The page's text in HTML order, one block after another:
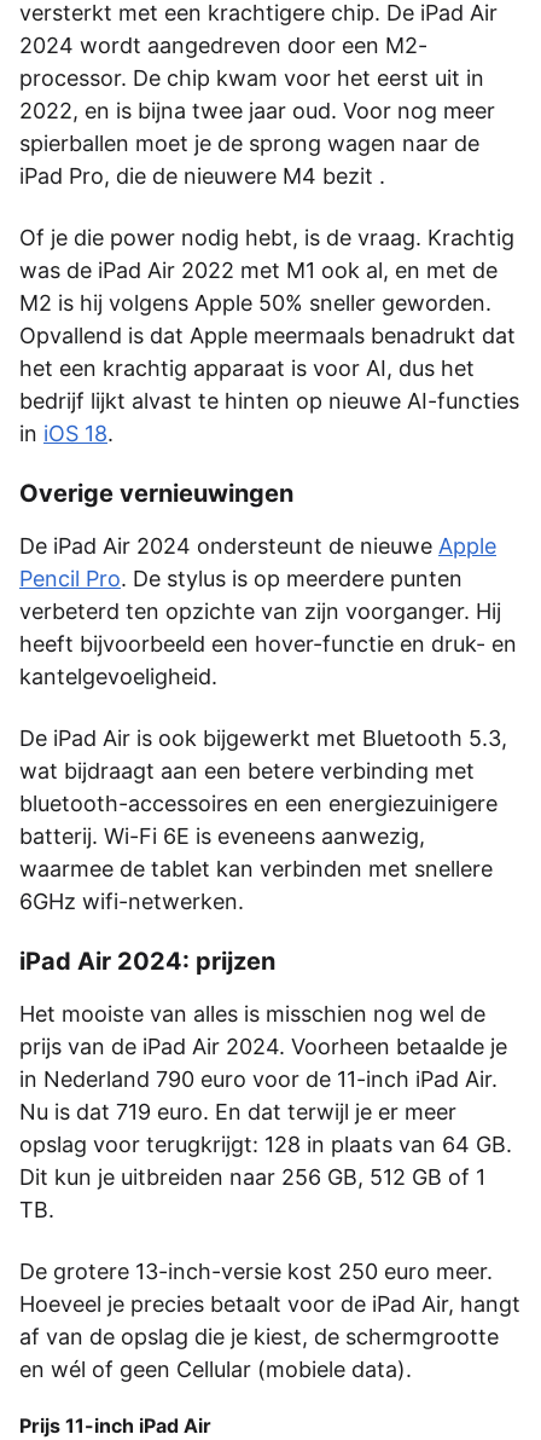
versterkt met een krachtigere chip. De iPad Air
2024 wordt aangedreven door een M2-
processor. De chip kwam voor het eerst uit in
2022, en is bijna twee jaar oud. Voor nog meer
spierballen moet je de sprong wagen naar de
iPad Pro, die de nieuwere M4 bezit .
Of je die power nodig hebt, is de vraag. Krachtig
was de iPad Air 2022 met M1 ook al, en met de
M2 is hij volgens Apple 50% sneller geworden.
Opvallend is dat Apple meermaals benadrukt dat
het een krachtig apparaat is voor AI, dus het
bedrijf lijkt alvast te hinten op nieuwe AI-functies
in iOS 18.
Overige vernieuwingen
De iPad Air 2024 ondersteunt de nieuwe Apple
Pencil Pro. De stylus is op meerdere punten
verbeterd ten opzichte van zijn voorganger. Hij
heeft bijvoorbeeld een hover-functie en druk- en
kantelgevoeligheid.
De iPad Air is ook bijgewerkt met Bluetooth 5.3,
wat bijdraagt aan een betere verbinding met
bluetooth-accessoires en een energiezuinigere
batterij. Wi-Fi 6E is eveneens aanwezig,
waarmee de tablet kan verbinden met snellere
6GHz wifi-netwerken.
iPad Air 2024: prijzen
Het mooiste van alles is misschien nog wel de
prijs van de iPad Air 2024. Voorheen betaalde je
in Nederland 790 euro voor de 11-inch iPad Air.
Nu is dat 719 euro. En dat terwijl je er meer
opslag voor terugkrijgt: 128 in plaats van 64 GB.
Dit kun je uitbreiden naar 256 GB, 512 GB of 1
TB.
De grotere 13-inch-versie kost 250 euro meer.
Hoeveel je precies betaalt voor de iPad Air, hangt
af van de opslag die je kiest, de schermgrootte
en wél of geen Cellular (mobiele data).
Prijs 11-inch iPad Air